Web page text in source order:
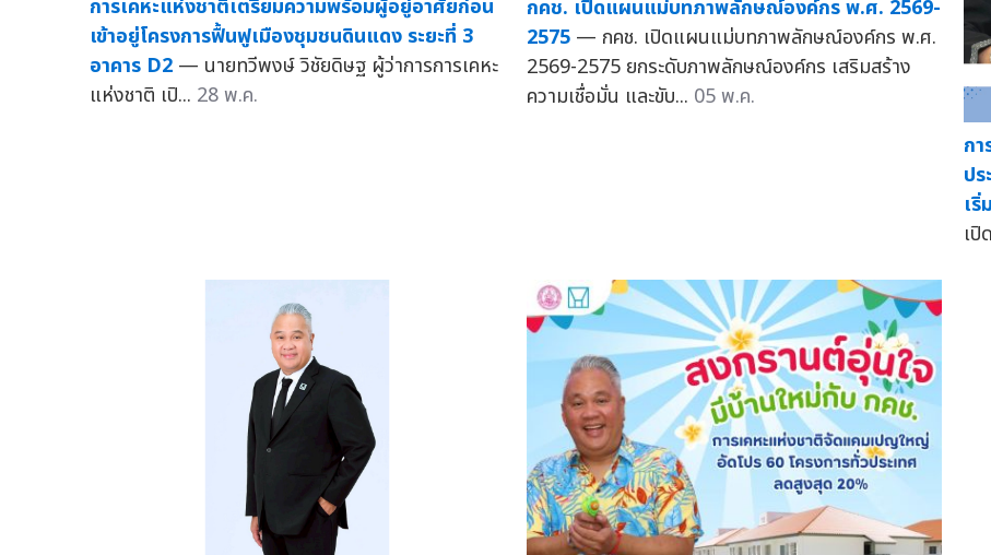
การเคหะแห่งชาติเตรียมความพร้อมผู้อยู่อาศัยก่อน
เข้าอยู่โครงการฟื้นฟูเมืองชุมชนดินแดง ระยะที่ 3
อาคาร D2 — นายทวีพงษ์ วิชัยดิษฐ ผู้ว่าการการเคหะ
แห่งชาติ เปิ... 28 พ.ค.
กคช. เปิดแผนแม่บทภาพลักษณ์องค์กร พ.ศ. 2569-
2575 — กคช. เปิดแผนแม่บทภาพลักษณ์องค์กร พ.ศ.
2569-2575 ยกระดับภาพลักษณ์องค์กร เสริมสร้าง
ความเชื่อมั่น และขับ... 05 พ.ค.
ก
ป
เ
เปิ